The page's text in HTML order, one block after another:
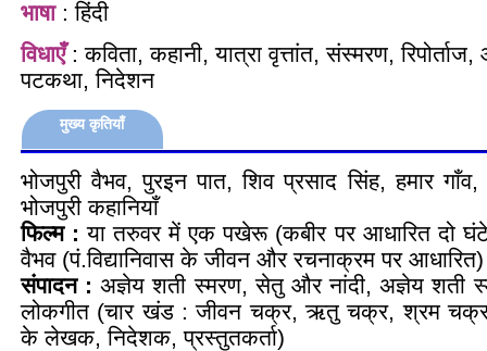
भाषा: हिंदी
विधाएँ: कविता, कहानी, यात्रा वृत्तांत, संस्मरण,
पटकथा, निदेशन
मुख्य कृतियाँ
भोजपुरी वैभव, पुरइन पात, शिव प्रसाद सिंह, हमार गाँव,
भोजपुरी कहानियाँ
फिल्म :या तरुवर में एक पखेरू (कबीर पर आधारित दो घंटे
वैभव (पं.विद्यानिवास के जीवन और रचनाक्रम पर आधारित)
संपादन :अज्ञेय शती स्मरण, सेतु और नांदी, अज्ञेय शती
लोकगीत (चार खंड : जीवन चक्र, ऋतु चक्र, श्रम
के लेखक, निदेशक, प्रस्तुतकर्ता)